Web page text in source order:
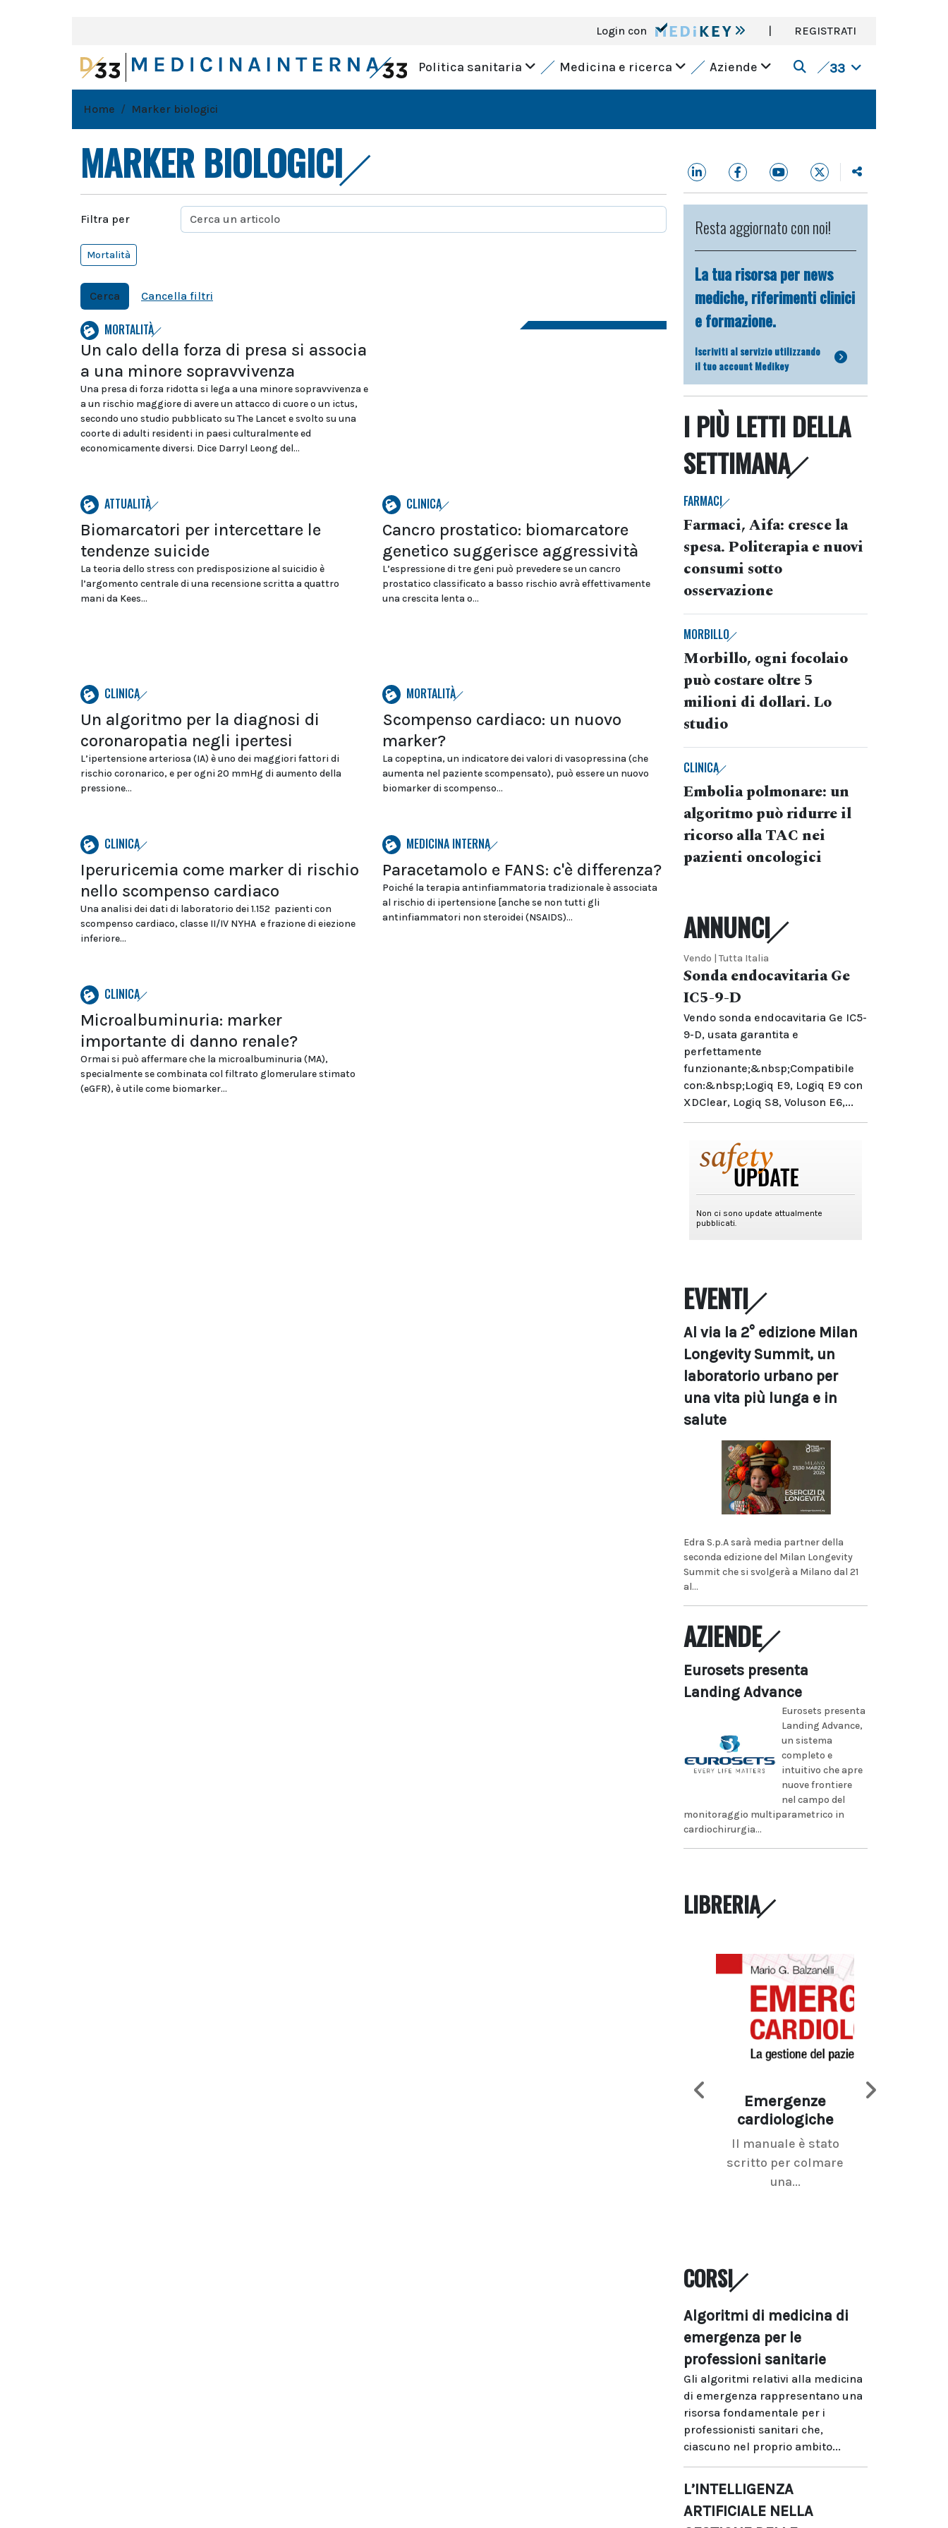
Login con | REGISTRATI
Politica sanitaria Medicina e ricerca Aziende 33
Home Marker biologici
MARKER BIOLOGICI
Filtra per
Mortalità
Cerca Cancella filtri
MORTALITÀ
Un calo della forza di presa si associa
a una minore sopravvivenza
Una presa di forza ridotta si lega a una minore sopravvivenza e
a un rischio maggiore di avere un attacco di cuore o un ictus,
secondo uno studio pubblicato su The Lancet e svolto su una
coorte di adulti residenti in paesi culturalmente ed
economicamente diversi. Dice Darryl Leong del...
ATTUALITÀ
Biomarcatori per intercettare le
tendenze suicide
La teoria dello stress con predisposizione al suicidio è
l’argomento centrale di una recensione scritta a quattro
mani da Kees...
CLINICA
Cancro prostatico: biomarcatore
genetico suggerisce aggressività
L’espressione di tre geni può prevedere se un cancro
prostatico classificato a basso rischio avrà effettivamente
una crescita lenta o...
CLINICA
Un algoritmo per la diagnosi di
coronaropatia negli ipertesi
L’ipertensione arteriosa (IA) è uno dei maggiori fattori di
rischio coronarico, e per ogni 20 mmHg di aumento della
pressione...
MORTALITÀ
Scompenso cardiaco: un nuovo
marker?
La copeptina, un indicatore dei valori di vasopressina (che
aumenta nel paziente scompensato), può essere un nuovo
biomarker di scompenso...
CLINICA
Iperuricemia come marker di rischio
nello scompenso cardiaco
Una analisi dei dati di laboratorio dei 1.152 pazienti con
scompenso cardiaco, classe II/IV NYHA e frazione di eiezione
inferiore...
MEDICINA INTERNA
Paracetamolo e FANS: c'è differenza?
Poiché la terapia antinfiammatoria tradizionale è associata
al rischio di ipertensione [anche se non tutti gli
antinfiammatori non steroidei (NSAIDS)...
CLINICA
Microalbuminuria: marker
importante di danno renale?
Ormai si può affermare che la microalbuminuria (MA),
specialmente se combinata col filtrato glomerulare stimato
(eGFR), è utile come biomarker...
Resta aggiornato con noi!
La tua risorsa per news
mediche, riferimenti clinici
e formazione.
Iscriviti al servizio utilizzando
il tuo account Medikey
I PIÙ LETTI DELLA
SETTIMANA
FARMACI
Farmaci, Aifa: cresce la
spesa. Politerapia e nuovi
consumi sotto
osservazione
MORBILLO
Morbillo, ogni focolaio
può costare oltre 5
milioni di dollari. Lo
studio
CLINICA
Embolia polmonare: un
algoritmo può ridurre il
ricorso alla TAC nei
pazienti oncologici
ANNUNCI
Vendo | Tutta Italia
Sonda endocavitaria Ge
IC5-9-D
Vendo sonda endocavitaria Ge IC5-
9-D, usata garantita e
perfettamente
funzionante;&nbsp;Compatibile
con:&nbsp;Logiq E9, Logiq E9 con
XDClear, Logiq S8, Voluson E6,...
EVENTI
Al via la 2° edizione Milan
Longevity Summit, un
laboratorio urbano per
una vita più lunga e in
salute
Edra S.p.A sarà media partner della
seconda edizione del Milan Longevity
Summit che si svolgerà a Milano dal 21
al...
AZIENDE
Eurosets presenta
Landing Advance
Eurosets presenta
Landing Advance,
un sistema
completo e
intuitivo che apre
nuove frontiere
nel campo del
monitoraggio multiparametrico in
cardiochirurgia...
LIBRERIA
Emergenze
cardiologiche
Il manuale è stato
scritto per colmare
una...
CORSI
Algoritmi di medicina di
emergenza per le
professioni sanitarie
Gli algoritmi relativi alla medicina
di emergenza rappresentano una
risorsa fondamentale per i
professionisti sanitari che,
ciascuno nel proprio ambito...
L’INTELLIGENZA
ARTIFICIALE NELLA